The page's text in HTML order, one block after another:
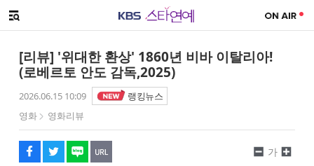
메뉴 열기
[리뷰] '위대한 환상' 1860년 비바 이탈리아!
(로베르토 안도 감독,2025)
2026.06.15 10:09
랭킹뉴스
영화
영화리뷰
페이스북
트위터
네이버
URL복사
글씨 작게보기
가
글씨 크게보기
해시태그